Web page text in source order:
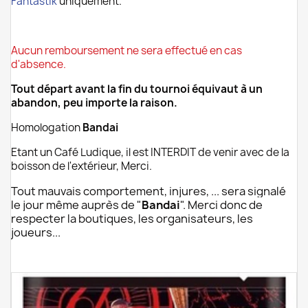
Aucun remboursement ne seraeffectuéen cas
d'absence.
Tout départ avant la fin du tournoi équivaut à un
abandon, peu importe la raison.
HomologationBandai
Etant un Café Ludique, il est INTERDIT de venir avec de la
boisson de l'extérieur, Merci.
Tout mauvais comportement, injures, ... sera signalé
le jour même auprès de "Bandai". Merci donc de
respecter la boutiques, les organisateurs, les
joueurs...